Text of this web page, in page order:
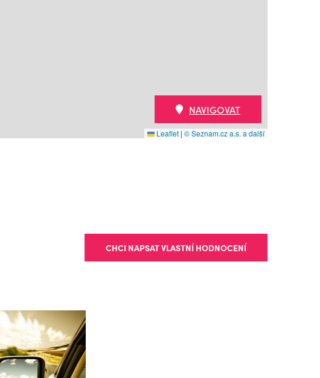
Leaflet | © Seznam.cz a.s. a další
NAVIGOVAT
CHCI NAPSAT VLASTNÍ HODNOCENÍ